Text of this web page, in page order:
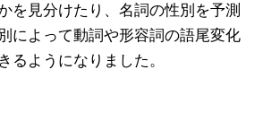
を見分けたり、名詞の性別を予測
によって動詞や形容詞の語尾変化
るようになりました。